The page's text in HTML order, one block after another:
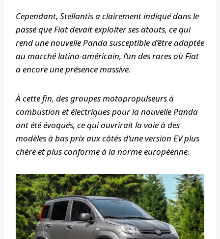
Cependant, Stellantis a clairement indiqué dans le
passé que Fiat devait exploiter ses atouts, ce qui
rend une nouvelle Panda susceptible d’être adaptée
au marché latino-américain, l’un des rares où Fiat
a encore une présence massive.
À cette fin, des groupes motopropulseurs à
combustion et électriques pour la nouvelle Panda
ont été évoqués, ce qui ouvrirait la voie à des
modèles à bas prix aux côtés d’une version EV plus
chère et plus conforme à la norme européenne.